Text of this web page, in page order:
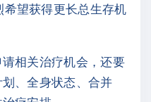
望获得更长总生存机
相关治疗机会，还要
、全身状态、合并